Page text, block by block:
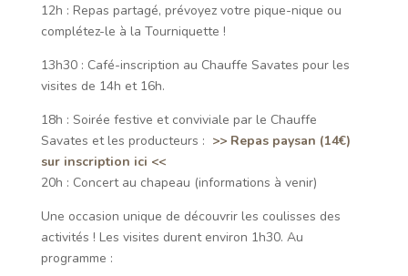
12h : Repas partagé, prévoyez votre pique-nique ou
complétez-le à la Tourniquette !
13h30 : Café-inscription au Chauffe Savates pour les
visites de 14h et 16h.
18h : Soirée festive et conviviale par le Chauffe
Savates et les producteurs : >> Repas paysan (14€)
sur inscription ici <<
20h : Concert au chapeau (informations à venir)
Une occasion unique de découvrir les coulisses des
activités ! Les visites durent environ 1h30. Au
programme :